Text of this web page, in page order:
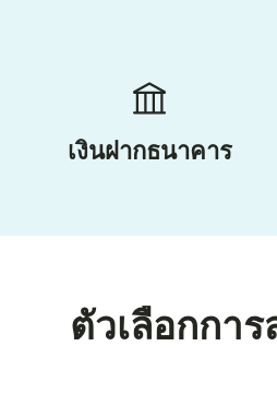
เงินฝากธนาคาร
ตัวเลือกกา